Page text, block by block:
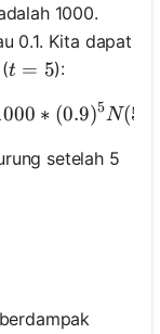
1000.
0.1. Kita dapat
t = 5
t = 5):
= 1000 * (1 -
∗ (0.9)5N(5
setelah 5